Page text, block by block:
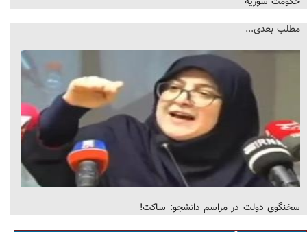
مطلب بعدی...
سخنگوی دولت در مراسم دانشجو: ساکت!